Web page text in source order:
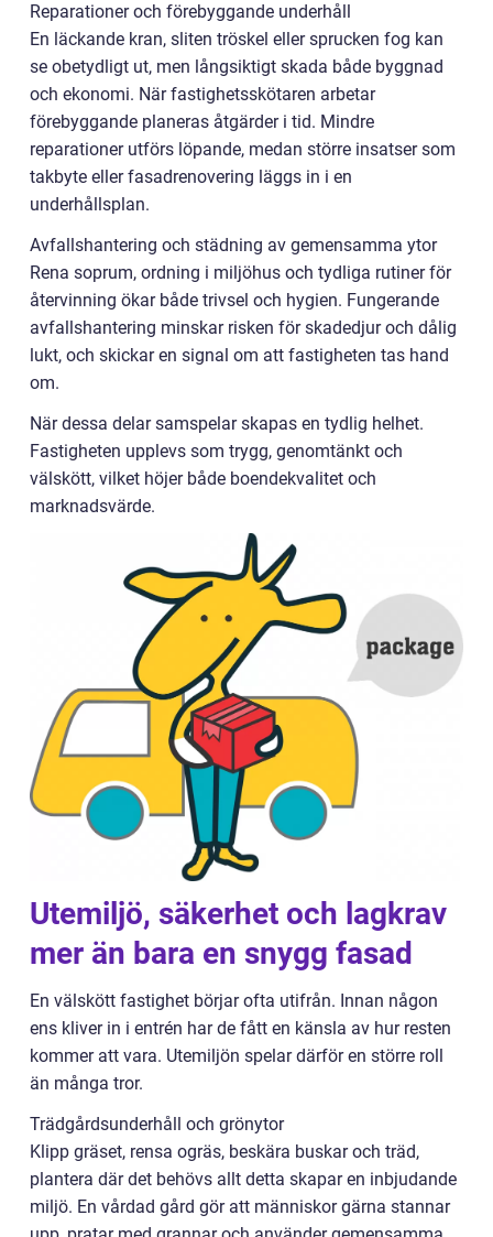
Reparationer och förebyggande underhåll
En läckande kran, sliten tröskel eller sprucken fog kan
se obetydligt ut, men långsiktigt skada både byggnad
och ekonomi. När fastighetsskötaren arbetar
förebyggande planeras åtgärder i tid. Mindre
reparationer utförs löpande, medan större insatser som
takbyte eller fasadrenovering läggs in i en
underhållsplan.
Avfallshantering och städning av gemensamma ytor
Rena soprum, ordning i miljöhus och tydliga rutiner för
återvinning ökar både trivsel och hygien. Fungerande
avfallshantering minskar risken för skadedjur och dålig
lukt, och skickar en signal om att fastigheten tas hand
om.
När dessa delar samspelar skapas en tydlig helhet.
Fastigheten upplevs som trygg, genomtänkt och
välskött, vilket höjer både boendekvalitet och
marknadsvärde.
Utemiljö, säkerhet och lagkrav
mer än bara en snygg fasad
En välskött fastighet börjar ofta utifrån. Innan någon
ens kliver in i entrén har de fått en känsla av hur resten
kommer att vara. Utemiljön spelar därför en större roll
än många tror.
Trädgårdsunderhåll och grönytor
Klipp gräset, rensa ogräs, beskära buskar och träd,
plantera där det behövs allt detta skapar en inbjudande
miljö. En vårdad gård gör att människor gärna stannar